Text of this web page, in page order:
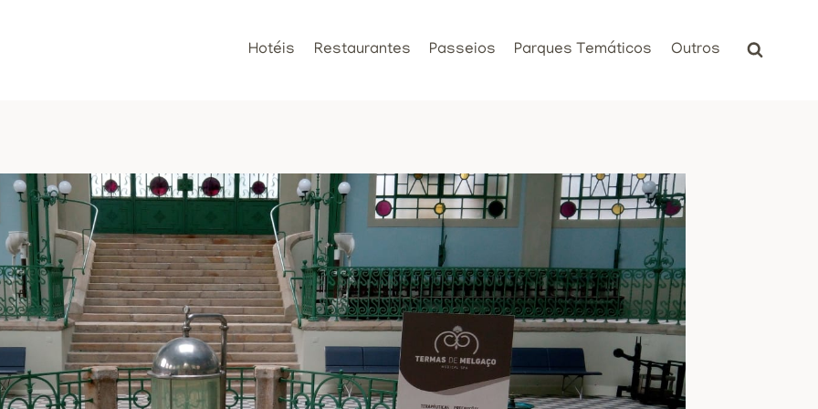
Hotéis Restaurantes Passeios Parques Temáticos Outros